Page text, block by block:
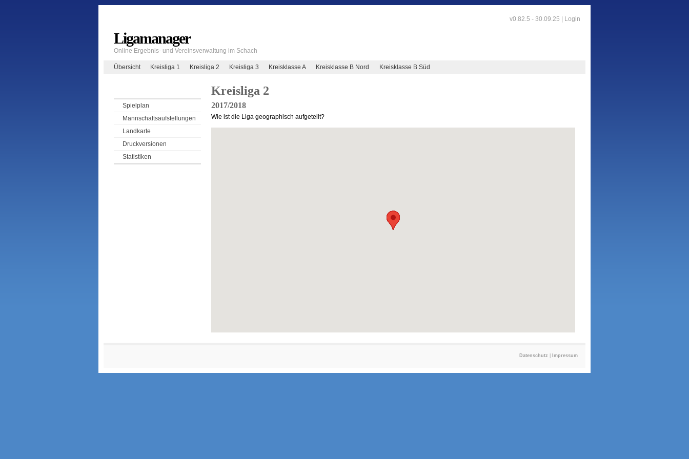
v0.82.5 - 30.09.25 | Login
Ligamanager
Online Ergebnis- und Vereinsverwaltung im Schach
Übersicht Kreisliga 1 Kreisliga 2 Kreisliga 3 Kreisklasse A Kreisklasse B Nord Kreisklasse B Süd
Spielplan
Mannschaftsaufstellungen
Landkarte
Druckversionen
Statistiken
Kreisliga 2
2017/2018
Wie ist die Liga geographisch aufgeteilt?
Datenschutz Impressum